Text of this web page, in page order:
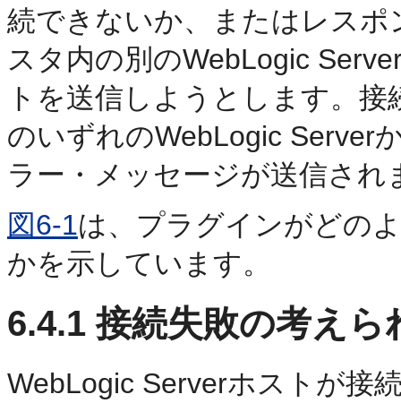
続できないか、またはレス
スタ内の別のWebLogic
トを送信しようとします。
のいずれのWebLogic Server
ラー・メッセージが送信され
図6-1は、プラグインがどの
かを示しています。
6.4.1 接続失敗の考えら
WebLogic Serverホストが接